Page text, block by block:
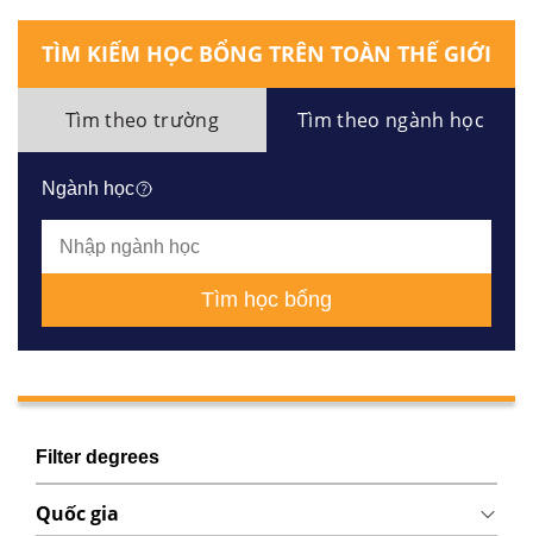
TÌM KIẾM HỌC BỔNG TRÊN TOÀN THẾ GIỚI
Tìm theo trường Tìm theo ngành học
Ngành học
Tìm học bổng
Filter degrees
Quốc gia